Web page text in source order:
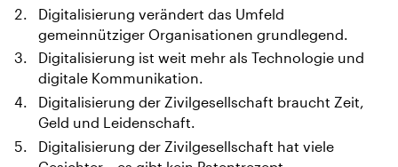
Digitalisierung verändert das Umfeld
gemeinnütziger Organisationen grundlegend.
Digitalisierung ist weit mehr als Technologie und
digitale Kommunikation.
Digitalisierung der Zivilgesellschaft braucht Zeit,
Geld und Leidenschaft.
Digitalisierung der Zivilgesellschaft hat viele